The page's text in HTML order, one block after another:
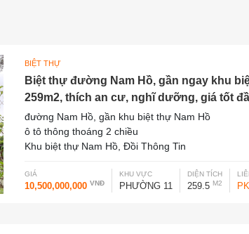
BIỆT THỰ
Biệt thự đường Nam Hồ, gần ngay khu
259m2, thích an cư, nghĩ dưỡng, giá tốt
đường Nam Hồ, gần khu biệt thự Nam Hồ
ô tô thông thoáng 2 chiều
Khu biệt thự Nam Hồ, Đồi Thông Tin
GIÁ
10,500,000,000 VNĐ
KHU VỰC
PHƯỜNG 11
DIỆN TÍCH
259.5 M2